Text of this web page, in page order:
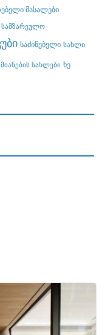
მასალები
სამზარეულო
საძინებელი სახლი
სახლები ხე